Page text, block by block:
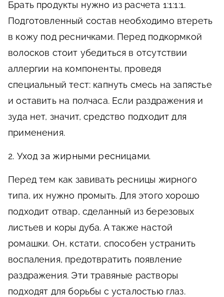
Брать продукты нужно из расчета 1:1:1:1.
Подготовленный состав необходимо втереть
в кожу под ресничками. Перед подкормкой
волосков стоит убедиться в отсутствии
аллергии на компоненты, проведя
специальный тест: капнуть смесь на запястье
и оставить на полчаса. Если раздражения и
зуда нет, значит, средство подходит для
применения.
2. Уход за жирными ресницами.
Перед тем как завивать ресницы жирного
типа, их нужно промыть. Для этого хорошо
подходит отвар, сделанный из березовых
листьев и коры дуба. А также настой
ромашки. Он, кстати, способен устранить
воспаления, предотвратить появление
раздражения. Эти травяные растворы
подходят для борьбы с усталостью глаз.